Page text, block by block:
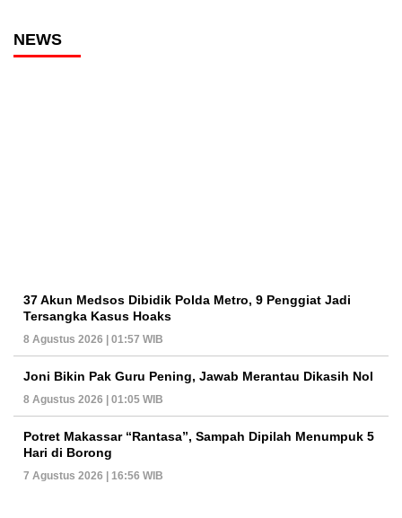
NEWS
37 Akun Medsos Dibidik Polda Metro, 9 Penggiat Jadi
Tersangka Kasus Hoaks
8 Agustus 2026 | 01:57 WIB
Joni Bikin Pak Guru Pening, Jawab Merantau Dikasih Nol
8 Agustus 2026 | 01:05 WIB
Potret Makassar “Rantasa”, Sampah Dipilah Menumpuk 5
Hari di Borong
7 Agustus 2026 | 16:56 WIB